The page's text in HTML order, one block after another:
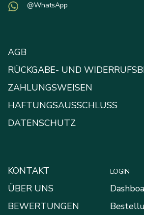
@WhatsApp
AGB
RÜCKGABE- UND
ZAHLUNGSWEISEN
HAFTUNGSAUSSCHLUSS
DATENSCHUTZ
KONTAKT
ÜBER UNS
BEWERTUNGEN
LOGIN